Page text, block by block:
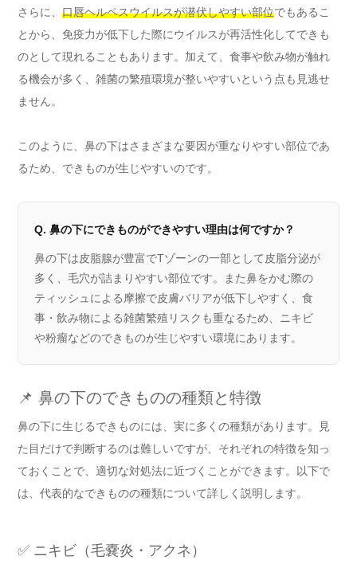
さらに、 口唇ヘルペスウイルスが潜伏しやすい部位でもあるこ
とから、免疫力が低下した際にウイルスが再活性化してできも
のとして現れることもあります。加えて、食事や飲み物が触れ
る機会が多く、雑菌の繁殖環境が整いやすいという点も見逃せ
ません。
このように、鼻の下はさまざまな要因が重なりやすい部位であ
るため、できものが生じやすいのです。
Q. 鼻の下にできものができやすい理由は何ですか？
鼻の下は皮脂腺が豊富でTゾーンの一部として皮脂分泌が
多く、毛穴が詰まりやすい部位です。また鼻をかむ際の
ティッシュによる摩擦で皮膚バリアが低下しやすく、食
事・飲み物による雑菌繁殖リスクも重なるため、ニキビ
や粉瘤などのできものが生じやすい環境にあります。
📌 鼻の下のできものの種類と特徴
鼻の下に生じるできものには、実に多くの種類があります。見
た目だけで判断するのは難しいですが、それぞれの特徴を知っ
ておくことで、適切な対処法に近づくことができます。以下で
は、代表的なできものの種類について詳しく説明します。
✅ ニキビ（毛嚢炎・アクネ）